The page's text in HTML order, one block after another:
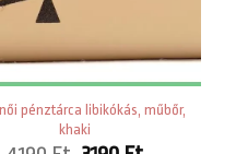
pénztárca libikókás, műbőr,
khaki